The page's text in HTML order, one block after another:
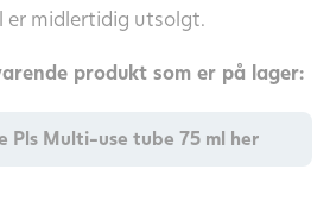
er midlertidig utsolgt.
produkt som er på lager:
Pls Multi-use tube 75 ml her